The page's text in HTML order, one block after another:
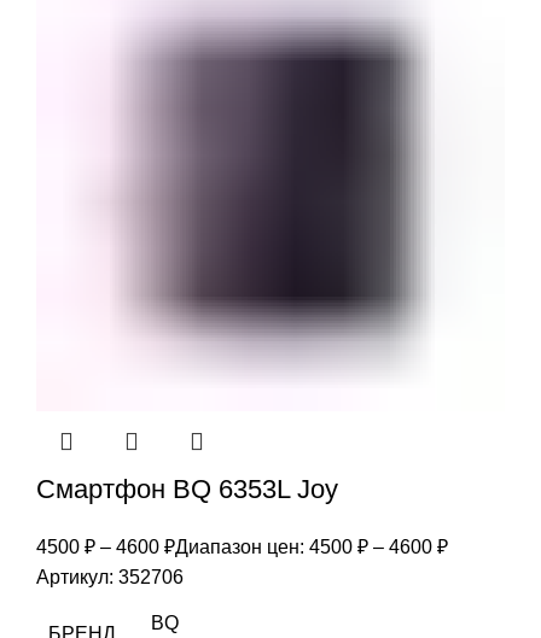
Смартфон BQ 6353L Joy
4500 ₽ – 4600 ₽Диапазон цен: 4500 ₽ – 4600 ₽
Артикул: 352706
БРЕНД
BQ